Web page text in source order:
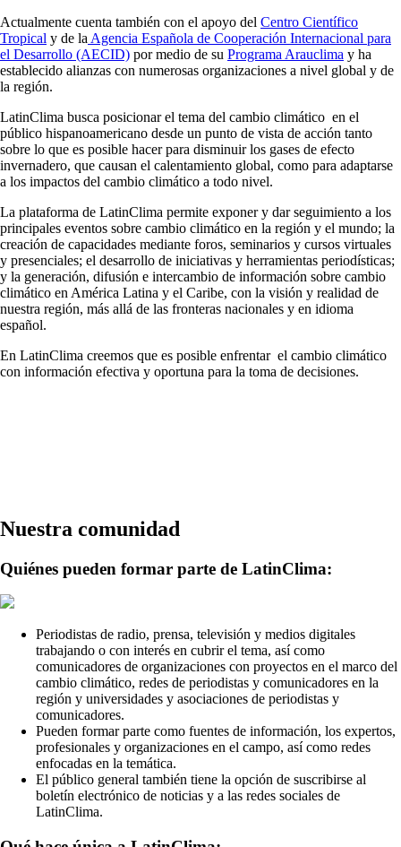
Actualmente cuenta también con el apoyo del Centro Científico
Tropical y de la Agencia Española de Cooperación Internacional para
el Desarrollo (AECID) por medio de su Programa Arauclima y ha
establecido alianzas con numerosas organizaciones a nivel global y de
la región.
LatinClima busca posicionar el tema del cambio climático en el
público hispanoamericano desde un punto de vista de acción tanto
sobre lo que es posible hacer para disminuir los gases de efecto
invernadero, que causan el calentamiento global, como para adaptarse
a los impactos del cambio climático a todo nivel.
La plataforma de LatinClima permite exponer y dar seguimiento a los
principales eventos sobre cambio climático en la región y el mundo; la
creación de capacidades mediante foros, seminarios y cursos virtuales
y presenciales; el desarrollo de iniciativas y herramientas periodísticas;
y la generación, difusión e intercambio de información sobre cambio
climático en América Latina y el Caribe, con la visión y realidad de
nuestra región, más allá de las fronteras nacionales y en idioma
español.
En LatinClima creemos que es posible enfrentar el cambio climático
con información efectiva y oportuna para la toma de decisiones.
Nuestra comunidad
Quiénes pueden formar parte de LatinClima:
Periodistas de radio, prensa, televisión y medios digitales
trabajando o con interés en cubrir el tema, así como
comunicadores de organizaciones con proyectos en el marco del
cambio climático, redes de periodistas y comunicadores en la
región y universidades y asociaciones de periodistas y
comunicadores.
Pueden formar parte como fuentes de información, los expertos,
profesionales y organizaciones en el campo, así como redes
enfocadas en la temática.
El público general también tiene la opción de suscribirse al
boletín electrónico de noticias y a las redes sociales de
LatinClima.